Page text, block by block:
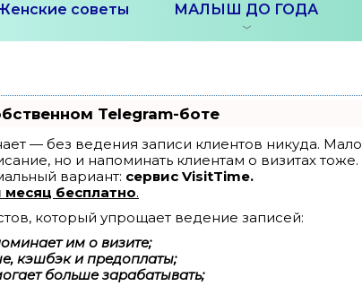
советы МАЛЫШ ДО ГОДА
Telegram-боте
— без ведения записи клиентов никуда. Мало
но и напоминать клиентам о визитах тоже.
вариант: сервис VisitTime.
месяц бесплатно.
который упрощает ведение записей:
им о визите;
кэшбэк и предоплаты;
больше зарабатывать;